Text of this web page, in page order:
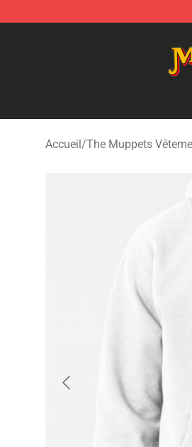
The Muppets Store - Official
Accueil/The Muppets